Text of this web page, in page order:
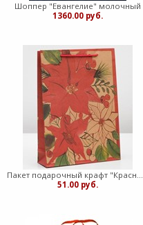
Шоппер "Евангелие" молочный
1360.00 руб.
Пакет подарочный крафт "Красные цветы", 11 х 14,5 х 6 см (ВК)
51.00 руб.